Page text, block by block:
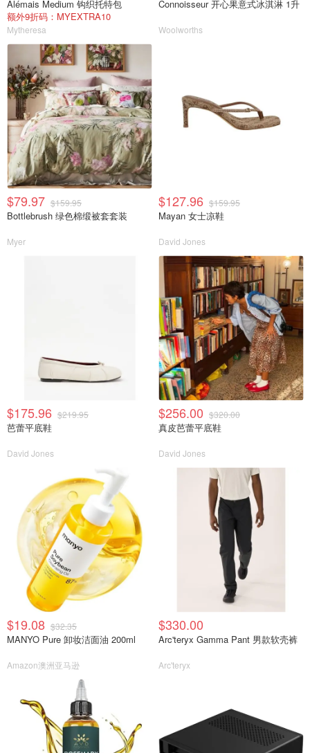
Alémais Medium 钩织托特包
额外9折码：MYEXTRA10
Mytheresa
Connoisseur 开心果意式冰淇淋 1升
Woolworths
$79.97 $159.95
Bottlebrush 绿色棉缎被套套装
Myer
$127.96 $159.95
Mayan 女士凉鞋
David Jones
$175.96 $219.95
芭蕾平底鞋
David Jones
$256.00 $320.00
真皮芭蕾平底鞋
David Jones
$19.08 $32.35
MANYO Pure 卸妆洁面油 200ml
Amazon澳洲亚马逊
$330.00
Arc'teryx Gamma Pant 男款软壳裤
Arc'teryx